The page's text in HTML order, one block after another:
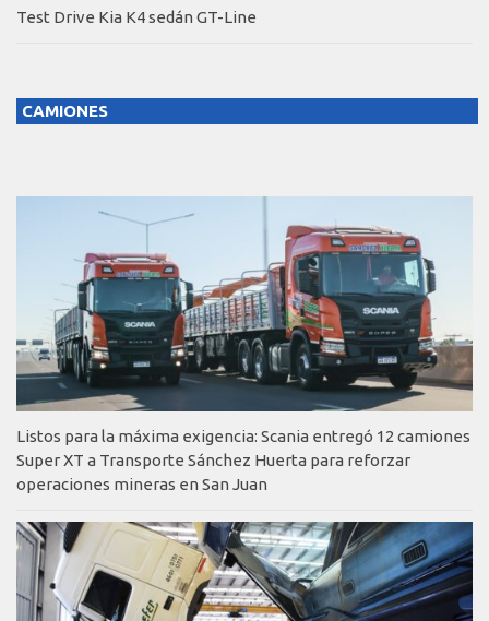
Test Drive Kia K4 sedán GT-Line
CAMIONES
Listos para la máxima exigencia: Scania entregó 12 camiones
Super XT a Transporte Sánchez Huerta para reforzar
operaciones mineras en San Juan